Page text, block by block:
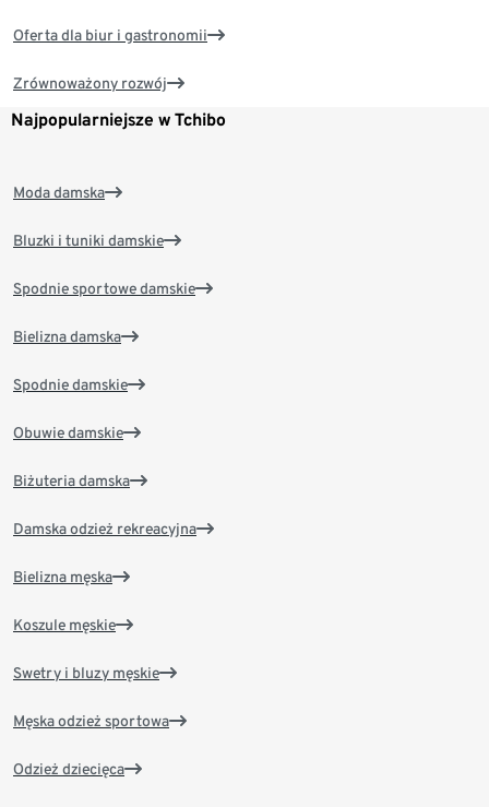
Oferta dla biur i gastronomii
Zrównoważony rozwój
Najpopularniejsze w Tchibo
Moda damska
Bluzki i tuniki damskie
Spodnie sportowe damskie
Bielizna damska
Spodnie damskie
Obuwie damskie
Biżuteria damska
Damska odzież rekreacyjna
Bielizna męska
Koszule męskie
Swetry i bluzy męskie
Męska odzież sportowa
Odzież dziecięca